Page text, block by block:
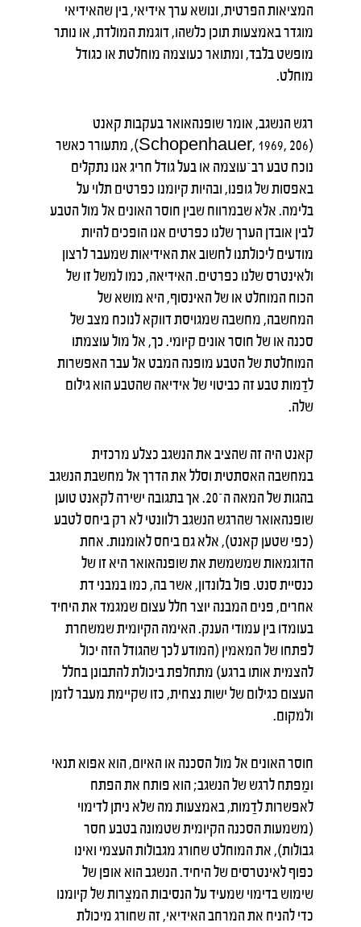
המציאות הפרטית, ונושא ערך אידיאי, בין שהאידיאי
מוגדר באמצעות תוכן כלשהו, דוגמת המולדת, או נותר
מופשט בלבד, ומתואר כעוצמה מוחלטת או כגודל
מוחלט.
רגש הנשגב, אומר שופנהאואר בעקבות קאנט
(Schopenhauer, 1969, 206), מתעורר כאשר
נוכח טבע רב־עוצמה או בעל גודל חריג אנו נתקלים
באפסות של גופנו, ובהיות קיומנו כפרטים תלוי על
בלימה. אלא שבמרווח שבין חוסר האונים אל מול הטבע
לבין אובדן הערך שלנו כפרטים אנו הופכים להיות
מודעים ליכולתנו לחשוב את האידיאות שמעבר לרצון
ולאינטרס שלנו כפרטים. האידיאה, כמו למשל זו של
הכוח המוחלט או של האינסוף, היא מושא של
המחשבה, מחשבה שמגויסת דווקא לנוכח מצב של
סכנה או של חוסר אונים קיומי. כך, אל מול עוצמתו
המוחלטת של הטבע מופנה המבט אל עבר האפשרות
לדַמות טבע זה כביטוי של אידיאה שהטבע הוא גילום
שלה.
קאנט היה זה שהציב את הנשגב כצלע מרכזית
במחשבה האסתטית וסלל את הדרך אל מחשבת הנשגב
בהגות של המאה ה־20. אך בתגובה ישירה לקאנט טוען
שופנהאואר שהרגש הנשגב רלוונטי לא רק ביחס לטבע
(כפי שטען קאנט), אלא גם ביחס לאומנות. אחת
הדוגמאות שמשמשת את שופנהאואר היא זו של
כנסיית סנט. פול בלונדון, אשר בה, כמו במבני דת
אחרים, פנים המבנה יוצר חלל עצום שמגמד את היחיד
בעומדו בין עמודי הענק. האימה הקיומית שמשחרת
לפתחו של המאמין (המודע לכך שהגודל הזה יכול
להצמית אותו ברגע) מתחלפת ביכולת להתבונן בחלל
העצום כגילום של ישות נצחית, כזו שקיימת מעבר לזמן
ולמקום.
חוסר האונים אל מול הסכנה או האיום, הוא אפוא תנאי
ומַפתח לרגש של הנשגב; הוא פותח את הפתח
לאפשרות לדַמות, באמצעות מה שלא ניתן לדימוי
(משמעות הסכנה הקיומית שטמונה בטבע חסר
גבולות), את המוחלט שחורג מגבולות העצמי ואינו
כפוף לאינטרסים של היחיד. הנשגב הוא אופן של
שימוש בדימוי שמעיד על הנסיבות המצֵרות של קיומנו
כדי להניח את המרחב האידיאי, זה שחורג מיכולת